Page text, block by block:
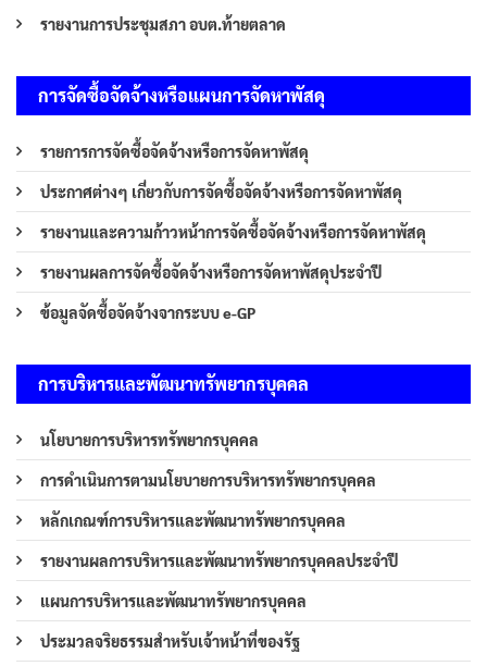
รายงานการประชุมสภา อบต.ท้ายตลาด
การจัดซื้อจัดจ้างหรือแผนการจัดหาพัสดุ
รายการการจัดซื้อจัดจ้างหรือการจัดหาพัสดุ
ประกาศต่างๆ เกี่ยวกับการจัดซื้อจัดจ้างหรือการจัดหาพัสดุ
รายงานและความก้าวหน้าการจัดซื้อจัดจ้างหรือการจัดหาพัสดุ
รายงานผลการจัดซื้อจัดจ้างหรือการจัดหาพัสดุประจำปี
ข้อมูลจัดซื้อจัดจ้างจากระบบ e-GP
การบริหารและพัฒนาทรัพยากรบุคคล
นโยบายการบริหารทรัพยากรบุคคล
การดำเนินการตามนโยบายการบริหารทรัพยากรบุคคล
หลักเกณฑ์การบริหารและพัฒนาทรัพยากรบุคคล
รายงานผลการบริหารและพัฒนาทรัพยากรบุคคลประจำปี
แผนการบริหารและพัฒนาทรัพยากรบุคคล
ประมวลจริยธรรมสำหรับเจ้าหน้าที่ของรัฐ